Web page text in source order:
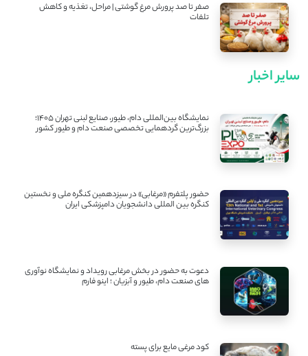
صفر تا صد پرورش مرغ گوشتی | مراحل، تغذیه و کاهش
تلفات
سایر اخبار
نمایشگاه بین‌المللی دام، طیور، صنایع لبنی تهران ۱۴۰۵؛
بزرگ‌ترین گردهمایی تخصصی صنعت دام و طیور کشور
حضور پلتفرم «مرغابی» در سیزدهمین کنگره ملی و نخستین
کنگره بین ‌المللی دانشجویان دامپزشکی ایران
دعوت به حضور در بخش مرغابی رویداد و نمایشگاه نوآوری
های صنعت دام، طیور و آبزیان ؛ اینو فارم
کود مرغی مایع برای پسته